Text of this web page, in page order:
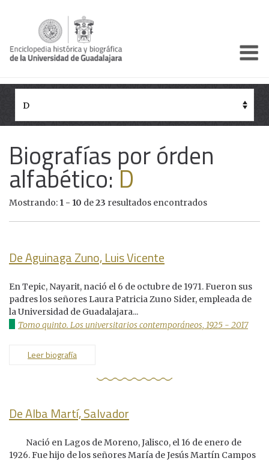
Presentación
Biografías
Galería
Documentos institucionales
Biografías por órden
alfabético:D
Mostrando: 1 - 10 de23 resultados encontrados
De Aguinaga Zuno, Luis Vicente
En Tepic, Nayarit, nació el 6 de octubre de 1971. Fueron sus
padres los señores Laura Patricia Zuno Sider, empleada de
la Universidad de Guadalajara...
Tomo quinto. Los universitarios contemporáneos, 1925 - 2017
Leer biografía
De Alba Martí, Salvador
Nació en Lagos de Moreno, Jalisco, el 16 de enero de
1926. Fue hijo de los señores María de Jesús Martín Campos